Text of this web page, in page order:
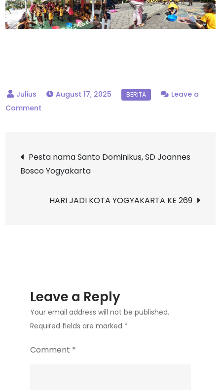
August 17, 2025
Leave a
Comment
RI
ke-
Post
navigation
Pesta nama Santo Dominikus, SD Joannes
Bosco Yogyakarta
HARI JADI KOTA YOGYAKARTA KE 269
Leave a Reply
Your email address will not be published.
Required fields are marked *
Comment *